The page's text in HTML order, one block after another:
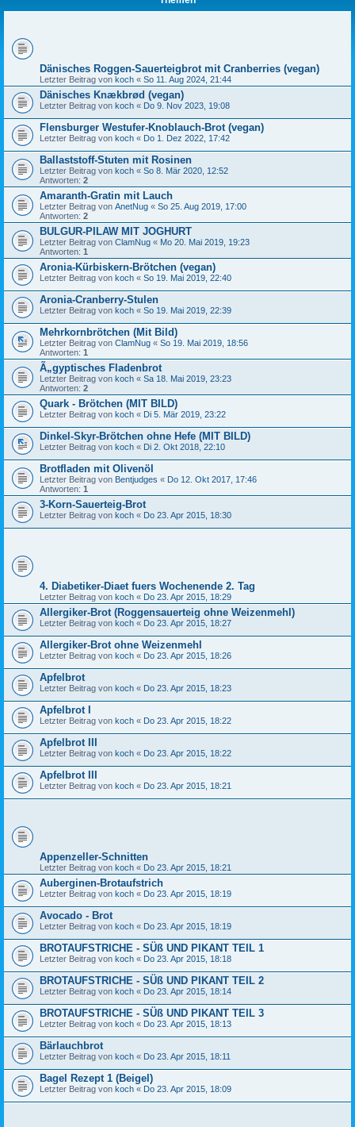
Dänisches Roggen-Sauerteigbrot mit Cranberries (vegan)
Letzter Beitrag von koch « So 11. Aug 2024, 21:44
Dänisches Knækbrød (vegan)
Letzter Beitrag von koch « Do 9. Nov 2023, 19:08
Flensburger Westufer-Knoblauch-Brot (vegan)
Letzter Beitrag von koch « Do 1. Dez 2022, 17:42
Ballaststoff-Stuten mit Rosinen
Letzter Beitrag von koch « So 8. Mär 2020, 12:52
Antworten: 2
Amaranth-Gratin mit Lauch
Letzter Beitrag von AnetNug « So 25. Aug 2019, 17:00
Antworten: 2
BULGUR-PILAW MIT JOGHURT
Letzter Beitrag von ClamNug « Mo 20. Mai 2019, 19:23
Antworten: 1
Aronia-Kürbiskern-Brötchen (vegan)
Letzter Beitrag von koch « So 19. Mai 2019, 22:40
Aronia-Cranberry-Stulen
Letzter Beitrag von koch « So 19. Mai 2019, 22:39
Mehrkornbrötchen (Mit Bild)
Letzter Beitrag von ClamNug « So 19. Mai 2019, 18:56
Antworten: 1
Ã„gyptisches Fladenbrot
Letzter Beitrag von koch « Sa 18. Mai 2019, 23:23
Antworten: 2
Quark - Brötchen (MIT BILD)
Letzter Beitrag von koch « Di 5. Mär 2019, 23:22
Dinkel-Skyr-Brötchen ohne Hefe (MIT BILD)
Letzter Beitrag von koch « Di 2. Okt 2018, 22:10
Brotfladen mit Olivenöl
Letzter Beitrag von Bentjudges « Do 12. Okt 2017, 17:46
Antworten: 1
3-Korn-Sauerteig-Brot
Letzter Beitrag von koch « Do 23. Apr 2015, 18:30
4. Diabetiker-Diaet fuers Wochenende 2. Tag
Letzter Beitrag von koch « Do 23. Apr 2015, 18:29
Allergiker-Brot (Roggensauerteig ohne Weizenmehl)
Letzter Beitrag von koch « Do 23. Apr 2015, 18:27
Allergiker-Brot ohne Weizenmehl
Letzter Beitrag von koch « Do 23. Apr 2015, 18:26
Apfelbrot
Letzter Beitrag von koch « Do 23. Apr 2015, 18:23
Apfelbrot I
Letzter Beitrag von koch « Do 23. Apr 2015, 18:22
Apfelbrot III
Letzter Beitrag von koch « Do 23. Apr 2015, 18:22
Apfelbrot III
Letzter Beitrag von koch « Do 23. Apr 2015, 18:21
Appenzeller-Schnitten
Letzter Beitrag von koch « Do 23. Apr 2015, 18:21
Auberginen-Brotaufstrich
Letzter Beitrag von koch « Do 23. Apr 2015, 18:19
Avocado - Brot
Letzter Beitrag von koch « Do 23. Apr 2015, 18:19
BROTAUFSTRICHE - SÜß UND PIKANT TEIL 1
Letzter Beitrag von koch « Do 23. Apr 2015, 18:18
BROTAUFSTRICHE - SÜß UND PIKANT TEIL 2
Letzter Beitrag von koch « Do 23. Apr 2015, 18:14
BROTAUFSTRICHE - SÜß UND PIKANT TEIL 3
Letzter Beitrag von koch « Do 23. Apr 2015, 18:13
Bärlauchbrot
Letzter Beitrag von koch « Do 23. Apr 2015, 18:11
Bagel Rezept 1 (Beigel)
Letzter Beitrag von koch « Do 23. Apr 2015, 18:09